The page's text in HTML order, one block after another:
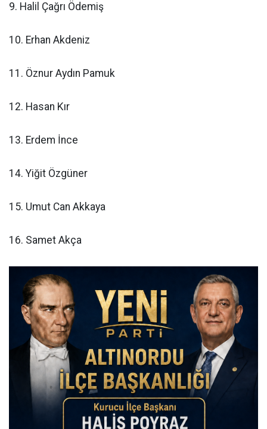
9. Halil Çağrı Ödemiş
10. Erhan Akdeniz
11. Öznur Aydın Pamuk
12. Hasan Kır
13. Erdem İnce
14. Yiğit Özgüner
15. Umut Can Akkaya
16. Samet Akça